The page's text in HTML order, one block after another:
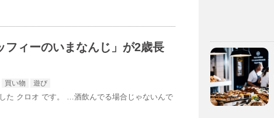
フィーのいまなんじ」が2歳長
買い物 遊び
た クロオ です。 …酒飲んでる場合じゃないんで